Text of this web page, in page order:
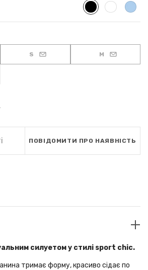
S M
ПОВІДОМИТИ ПРО НАЯВНІСТЬ
силуетом у стилі sport chic.
тримає форму, красиво сідає по